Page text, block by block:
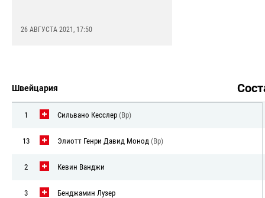
26 АВГУСТА 2021, 17:50
Швейцария
1 Сильвано Кесслер (Вр)
13 Элиотт Генри Давид Монод (Вр)
2 Кевин Ванджи
3 Бенджамин Лузер